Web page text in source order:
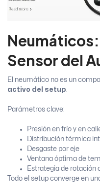
Sensor del
El neumático no es un
activo del setup
Parámetros clave:
Presión en frío y en
Distribución térmica
Desgaste por eje
Ventana óptima de
Estrategia de rotación
Todo el setup converge en